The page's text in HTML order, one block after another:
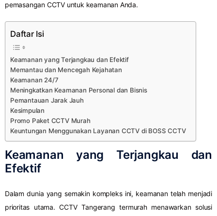
pemasangan CCTV untuk keamanan Anda.
Daftar Isi
Keamanan yang Terjangkau dan Efektif
Memantau dan Mencegah Kejahatan
Keamanan 24/7
Meningkatkan Keamanan Personal dan Bisnis
Pemantauan Jarak Jauh
Kesimpulan
Promo Paket CCTV Murah
Keuntungan Menggunakan Layanan CCTV di BOSS CCTV
Keamanan yang Terjangkau dan
Efektif
Dalam dunia yang semakin kompleks ini, keamanan telah menjadi
prioritas utama. CCTV Tangerang termurah menawarkan solusi